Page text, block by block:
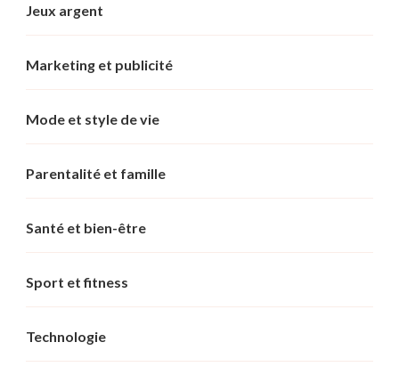
Jeux argent
Marketing et publicité
Mode et style de vie
Parentalité et famille
Santé et bien-être
Sport et fitness
Technologie